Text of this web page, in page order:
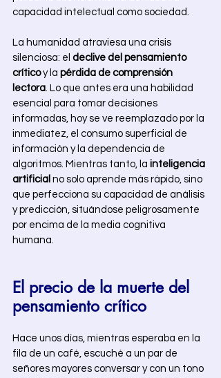
capacidad intelectual como sociedad.
La humanidad atraviesa una crisis
silenciosa: el declive del pensamiento
crítico y la pérdida de comprensión
lectora. Lo que antes era una habilidad
esencial para tomar decisiones
informadas, hoy se ve reemplazado por la
inmediatez, el consumo superficial de
información y la dependencia de
algoritmos. Mientras tanto, la inteligencia
artificial no solo aprende más rápido, sino
que perfecciona su capacidad de análisis
y predicción, situándose peligrosamente
por encima de la media cognitiva
humana.
El precio de la muerte del
pensamiento crítico
Hace unos días, mientras esperaba en la
fila de un café, escuché a un par de
señores mayores conversar y con un tono